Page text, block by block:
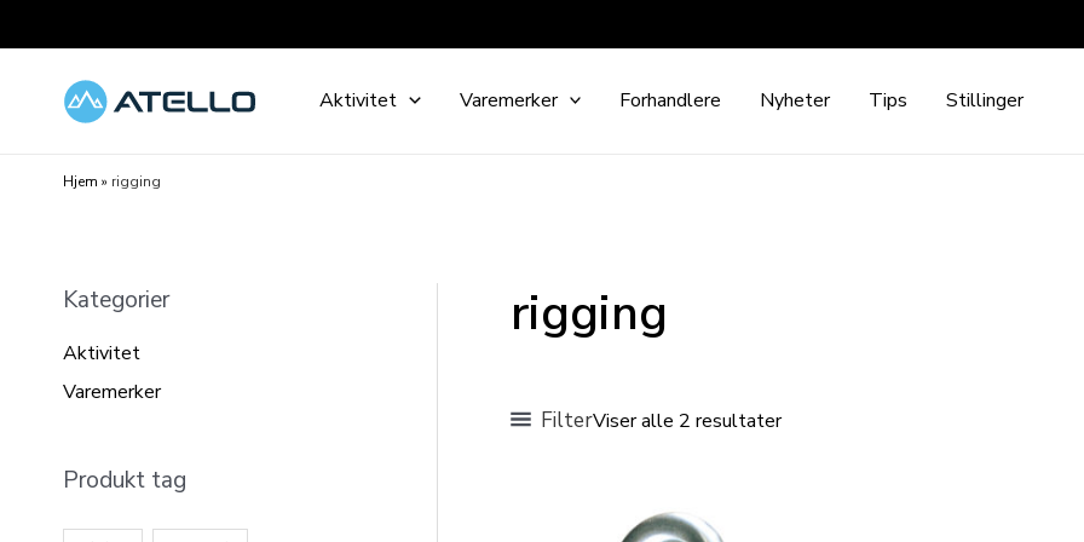
rett
innholdet
Aktivitet Varemerker Forhandlere Nyheter Tips Stillinger
Hjem » rigging
Kategorier
Aktivitet
Varemerker
Produkt tag
rigging
FilterViser alle 2 resultater